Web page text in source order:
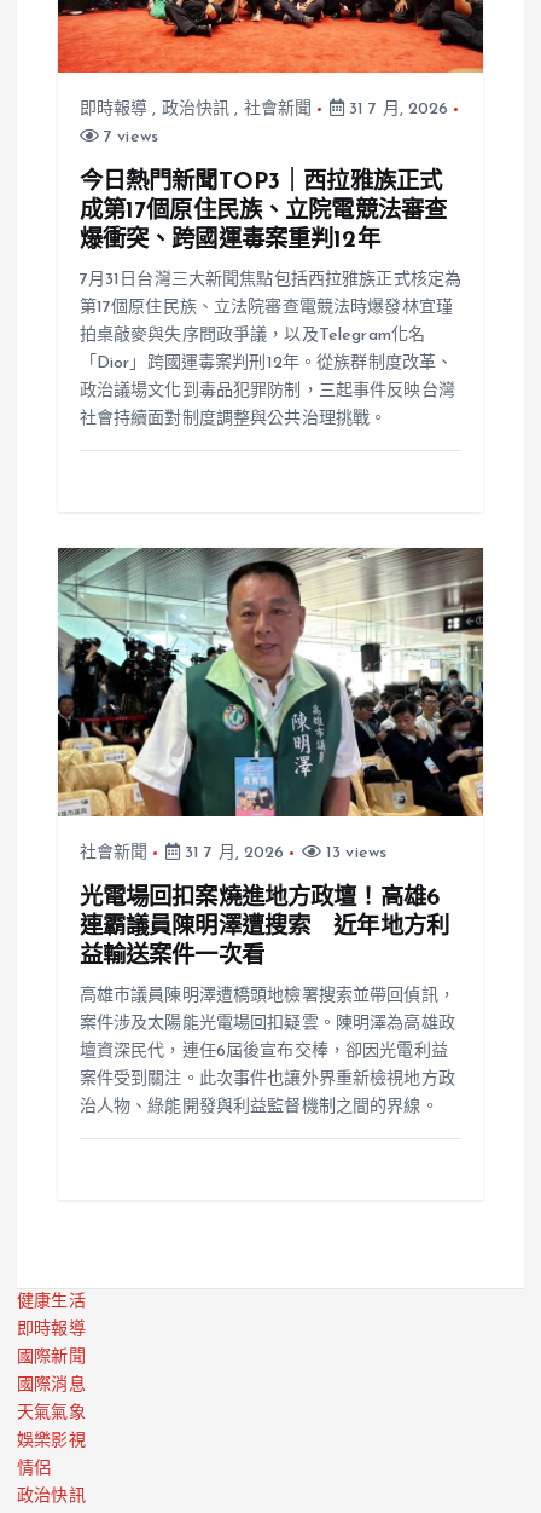
即時報導 , 政治快訊 , 社會新聞
31 7 月, 2026
7 views
今日熱門新聞TOP3｜西拉雅族正式
成第17個原住民族、立院電競法審查
爆衝突、跨國運毒案重判12年
7月31日台灣三大新聞焦點包括西拉雅族正式核定為
第17個原住民族、立法院審查電競法時爆發林宜瑾
拍桌敲麥與失序問政爭議，以及Telegram化名
「Dior」跨國運毒案判刑12年。從族群制度改革、
政治議場文化到毒品犯罪防制，三起事件反映台灣
社會持續面對制度調整與公共治理挑戰。
社會新聞 31 7 月, 2026 13 views
光電場回扣案燒進地方政壇！高雄6
連霸議員陳明澤遭搜索 近年地方利
益輸送案件一次看
高雄市議員陳明澤遭橋頭地檢署搜索並帶回偵訊，
案件涉及太陽能光電場回扣疑雲。陳明澤為高雄政
壇資深民代，連任6屆後宣布交棒，卻因光電利益
案件受到關注。此次事件也讓外界重新檢視地方政
治人物、綠能開發與利益監督機制之間的界線。
健康生活
即時報導
國際新聞
國際消息
天氣氣象
娛樂影視
情侶
政治快訊